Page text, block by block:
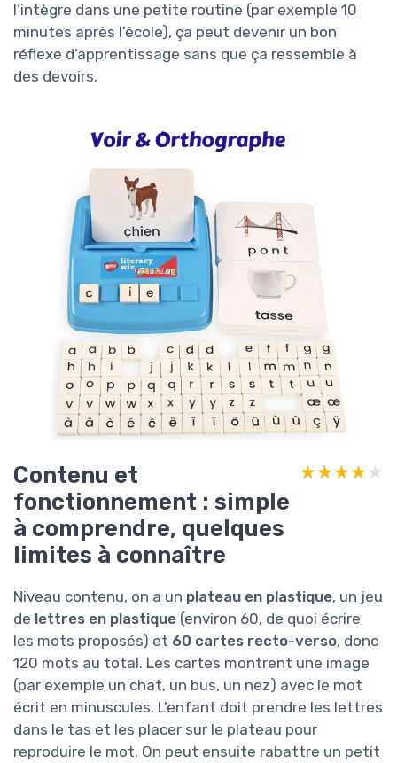
l’intègre dans une petite routine (par exemple 10
minutes après l’école), ça peut devenir un bon
réflexe d’apprentissage sans que ça ressemble à
des devoirs.
Contenu et
fonctionnement : simple
à comprendre, quelques
limites à connaître
★★★★★
★★★★★
Niveau contenu, on a un plateau en plastique, un jeu
de lettres en plastique (environ 60, de quoi écrire
les mots proposés) et 60 cartes recto-verso, donc
120 mots au total. Les cartes montrent une image
(par exemple un chat, un bus, un nez) avec le mot
écrit en minuscules. L’enfant doit prendre les lettres
dans le tas et les placer sur le plateau pour
reproduire le mot. On peut ensuite rabattre un petit